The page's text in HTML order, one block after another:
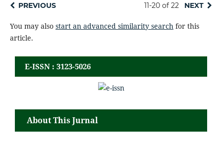
PREVIOUS 11-20 of 22 NEXT
You may also start an advanced similarity searchfor this
article.
E-ISSN : 3123-5026
About This Jurnal